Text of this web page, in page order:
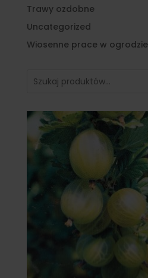
Trawy ozdobne
Uncategorized
Wiosenne prace w ogrodzie